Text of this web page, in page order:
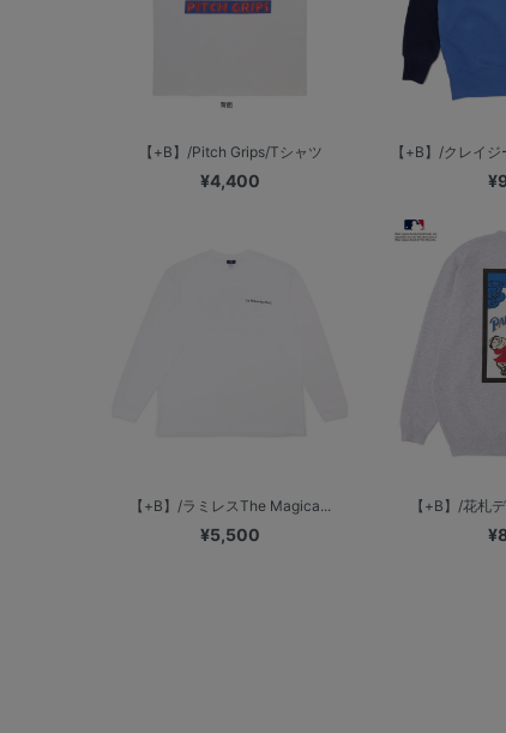
【+B】/Pitch Grips/Tシャツ
¥4,400
【+B】/クレイジ
【+B】/ラミレスThe Magica...
¥5,500
【+B】/花札